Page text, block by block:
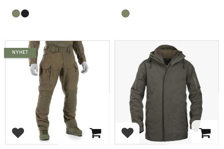
Lägg till i favoriter
NYHET
Lägg till i favoriter